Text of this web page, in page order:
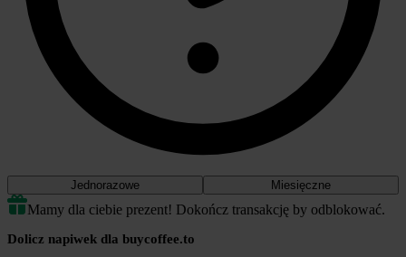
Jednorazowe Miesięczne
Mamy dla ciebie prezent! Dokończ transakcję by odblokować.
Dolicz napiwek dla buycoffee.to